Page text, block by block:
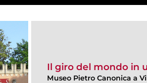
Il giro del mondo in
Museo Pietro Canonica a